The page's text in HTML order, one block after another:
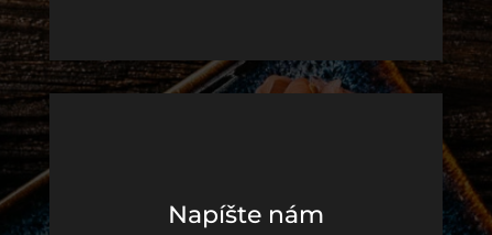
Napíšte nám